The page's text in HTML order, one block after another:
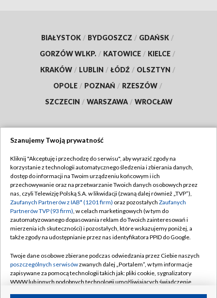
BIAŁYSTOK / BYDGOSZCZ / GDAŃSK /
GORZÓW WLKP. / KATOWICE / KIELCE /
KRAKÓW / LUBLIN / ŁÓDŹ / OLSZTYN /
OPOLE / POZNAŃ / RZESZÓW /
SZCZECIN / WARSZAWA / WROCŁAW
TVP
Abonament TVP
Emisja w TVP
Centrum informacji TVP
Naziemna Telewizja Cyfrowa
Rada Programowa
System NOS
Informacje o nadawcy
Regulamin TVP
Polityka prywatności
Moje zgody
Pomoc
Kontakt
Kanały
Szanujemy Twoją prywatność
Kliknij "Akceptuję i przechodzę do serwisu", aby wyrazić zgody na
korzystanie z technologii automatycznego śledzenia i zbierania danych,
dostęp do informacji na Twoim urządzeniu końcowym i ich
przechowywanie oraz na przetwarzanie Twoich danych osobowych przez
nas, czyli Telewizję Polską S.A. w likwidacji (zwaną dalej również „TVP”),
Zaufanych Partnerów z IAB* (1201 firm) oraz pozostałych Zaufanych
Partnerów TVP (93 firm), w celach marketingowych (w tym do
zautomatyzowanego dopasowania reklam do Twoich zainteresowań i
mierzenia ich skuteczności) i pozostałych, które wskazujemy poniżej, a
także zgody na udostępnianie przez nas identyfikatora PPID do Google.
Twoje dane osobowe zbierane podczas odwiedzania przez Ciebie naszych
poszczególnych serwisówzwanych dalej „Portalem”, w tym informacje
zapisywane za pomocą technologii takich jak: pliki cookie, sygnalizatory
WWW lub innych podobnych technologii umożliwiających świadczenie